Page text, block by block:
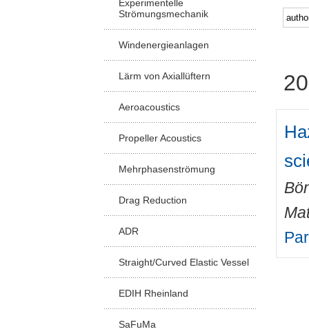
Experimentelle
Strömungsmechanik
Windenergieanlagen
Lärm von Axiallüftern
Aeroacoustics
Propeller Acoustics
Mehrphasenströmung
Drag Reduction
ADR
Straight/Curved Elastic Vessel
EDIH Rheinland
SaFuMa